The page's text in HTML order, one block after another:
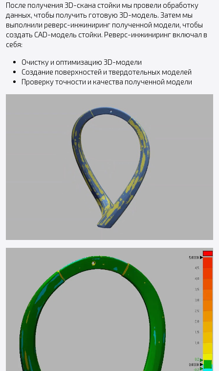
После получения 3D-скана стойки мы провели обработку
данных, чтобы получить готовую 3D-модель. Затем мы
выполнили реверс-инжиниринг полученной модели, чтобы
создать CAD-модель стойки. Реверс-инжиниринг включал в
себя:
Очистку и оптимизацию 3D-модели
Создание поверхностей и твердотельных моделей
Проверку точности и качества полученной модели